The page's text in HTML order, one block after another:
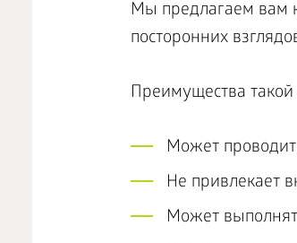
Мы предлагаем вам
посторонних
Преимущества
Может
Не привлекает
Может